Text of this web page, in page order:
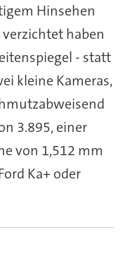
Hinsehen
haben
- statt
kleine Kameras,
3.895, einer
von 1,512 mm
Ka+ oder